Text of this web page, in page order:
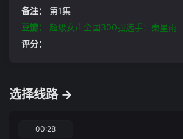
备注：
第1集
豆瓣：
超级女声全国300强选手：秦星雨
评分：
选择线路 →
00:28